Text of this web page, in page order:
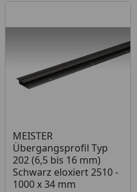
MEISTER
Übergangsprofil Typ
202 (6,5 bis 16 mm)
Schwarz eloxiert 2510 -
1000 x 34 mm
Produkt am Lager